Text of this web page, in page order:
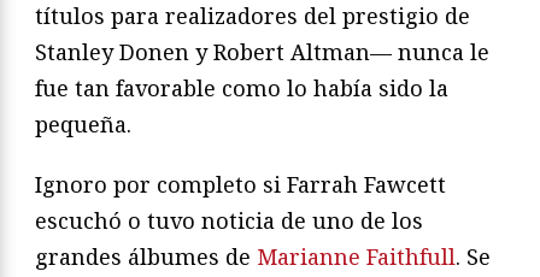
títulos para realizadores del prestigio de
Stanley Donen y Robert Altman— nunca le
fue tan favorable como lo había sido la
pequeña.
Ignoro por completo si Farrah Fawcett
escuchó o tuvo noticia de uno de los
grandes álbumes de Marianne Faithfull. Se